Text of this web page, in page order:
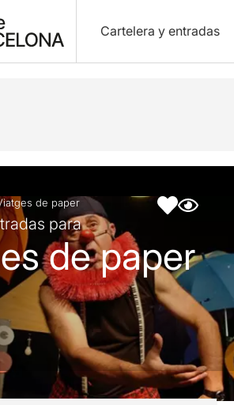
Cartelera y entradas
Ficha artística
de paper
para
de paper